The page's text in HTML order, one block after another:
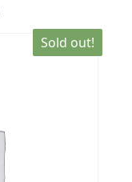
Sold out!